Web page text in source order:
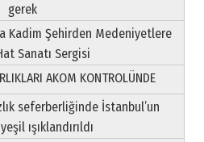
gerek
Kadim Şehirden Medeniyetlere
Sanatı Sergisi
AKOM KONTROLÜNDE
seferberliğinde İstanbul’un
ışıklandırıldı
Yeri
KIZI